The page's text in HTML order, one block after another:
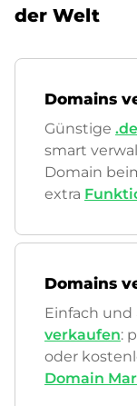
der Welt
Domains
Günstige
smart
Domain
extra
Domains
Einfach
verkaufen:
oder
Domain